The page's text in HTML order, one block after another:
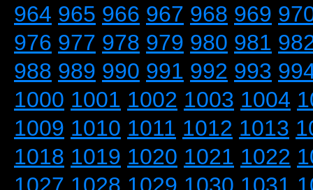
964 965 966 967 968 969
976 977 978 979 980 981
988 989 990 991 992 993
1000 1001 1002 1003 1004
1009 1010 1011 1012 1013
1018 1019 1020 1021 1022